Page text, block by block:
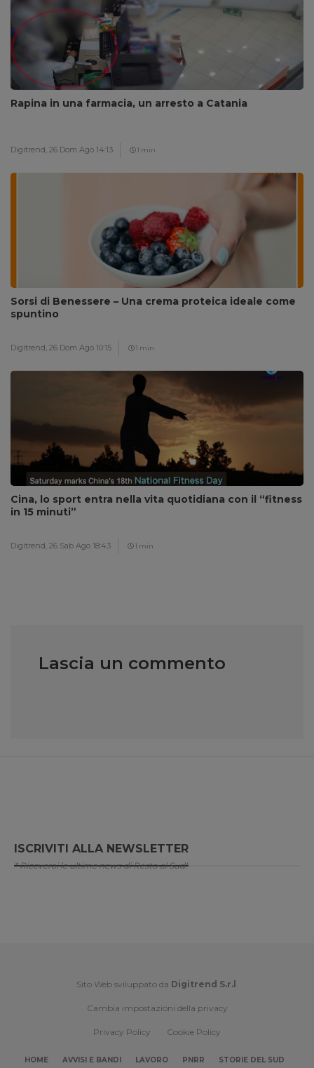
Rapina in una farmacia, un arresto a Catania
Digitrend, 26 Dom Ago 14:13 1 min
Sorsi di Benessere – Una crema proteica ideale come
spuntino
Digitrend, 26 Dom Ago 10:15 1 min
Cina, lo sport entra nella vita quotidiana con il “fitness
in 15 minuti”
Digitrend, 26 Sab Ago 18:43 1 min
Lascia un commento
ISCRIVITI ALLA NEWSLETTER
* Riceverai le ultime news di Resto al Sud!
Sito Web sviluppato da Digitrend S.r.l .
Cambia impostazioni della privacy
Privacy Policy Cookie Policy
HOME AVVISI E BANDI LAVORO PNRR STORIE DEL SUD